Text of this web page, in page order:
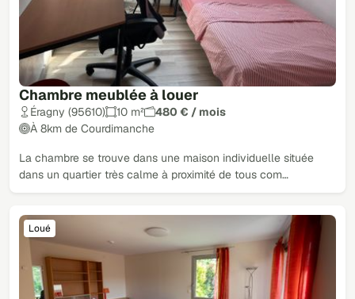
Chambre meublée à louer
Éragny (95610) 10 m²
480 € / mois
À 8km de Courdimanche
La chambre se trouve dans une maison individuelle située
dans un quartier très calme à proximité de tous com…
Loué